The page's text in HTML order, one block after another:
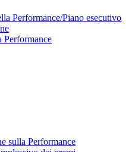
Performance/Piano esecutivo
Performance
sulla Performance